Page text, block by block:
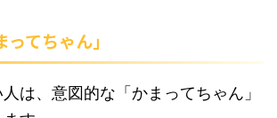
てちゃん」
は、意図的な「かまってちゃん」